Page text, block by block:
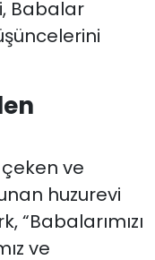
Babalar
ve
huzurevi
“Babalarımızı
ve